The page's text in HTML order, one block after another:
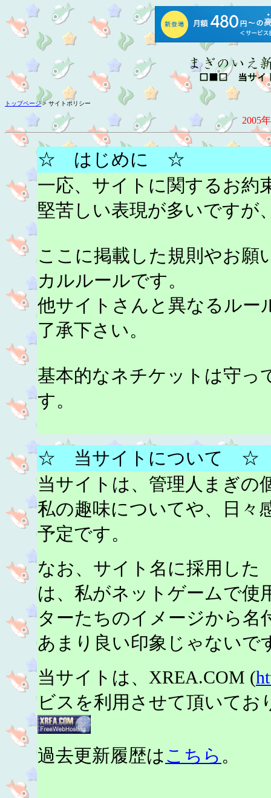
トップページ> サイトポリシー
2005
☆ はじめに ☆
一応、サイトに関するお約
堅苦しい表現が多いですが
ここに掲載した規則やお願
カルルールです。
他サイトさんと異なるルー
了承下さい。
基本的なネチケットは守っ
す。
☆ 当サイトについて ☆
当サイトは、管理人まぎの
私の趣味についてや、日々
予定です。
なお、サイト名に採用した
は、私がネットゲームで使
ターたちのイメージから名
あまり良い印象じゃないで
当サイトは、XREA.COM (
ビスを利用させて頂いてお
過去更新履歴は こちら 。